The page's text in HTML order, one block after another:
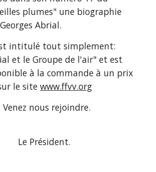
plumes" une biographie
Abrial.
intitulé tout simplement:
et le Groupe de l'air" et est
à la commande à un prix
le site www.ffvv.org
  Venez nous rejoindre.
Le Président.